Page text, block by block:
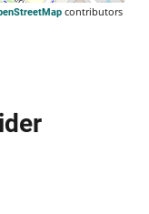
contributors